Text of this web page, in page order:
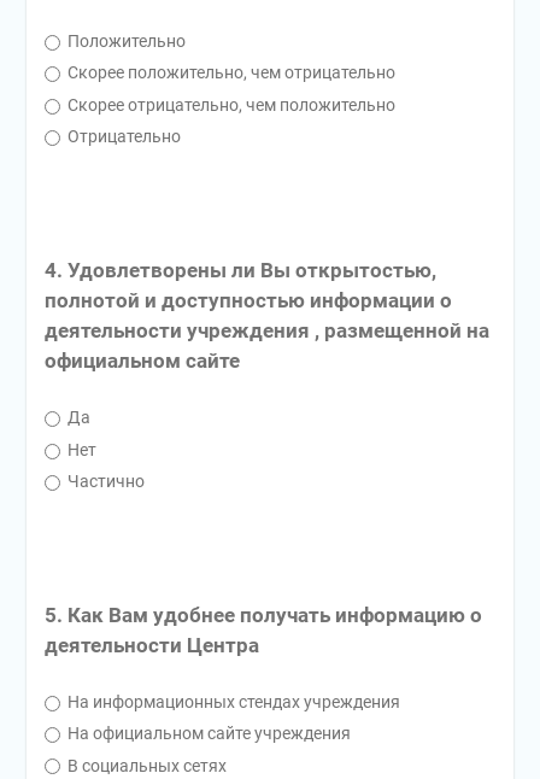
Положительно
Скорее положительно, чем отрицательно
Скорее отрицательно, чем положительно
Отрицательно
4. Удовлетворены ли Вы открытостью,
полнотой и доступностью информации о
деятельности учреждения , размещенной на
официальном сайте
Да
Нет
Частично
5. Как Вам удобнее получать информацию о
деятельности Центра
На информационных стендах учреждения
На официальном сайте учреждения
В социальных сетях